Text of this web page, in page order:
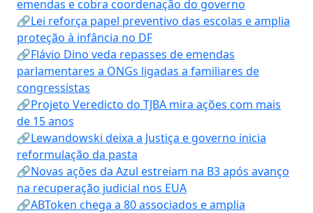
emendas e cobra coordenação do governo
🔗Lei reforça papel preventivo das escolas e amplia
proteção à infância no DF
🔗Flávio Dino veda repasses de emendas
parlamentares a ONGs ligadas a familiares de
congressistas
🔗Projeto Veredicto do TJBA mira ações com mais
de 15 anos
🔗Lewandowski deixa a Justiça e governo inicia
reformulação da pasta
🔗Novas ações da Azul estreiam na B3 após avanço
na recuperação judicial nos EUA
🔗ABToken chega a 80 associados e amplia